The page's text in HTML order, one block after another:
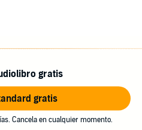
gratis
gratis
Cancela en cualquier momento.